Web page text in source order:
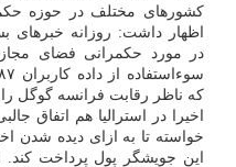
کشورهای مختلف در حوزه
اظهار داشت: روزانه خبرهای
در مورد حکمرانی فضای
اخیرا در استرالیا هم اتفاق
خواسته تا به ازای دیده شدن
این جویشگر پول پرداخت